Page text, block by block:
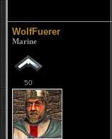
WolfFuerer
Marine
50